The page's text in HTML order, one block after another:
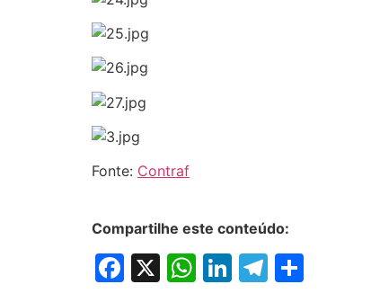
Fonte: Contraf
Compartilhe este conteúdo:
Facebook
X WhatsApp
LinkedIn